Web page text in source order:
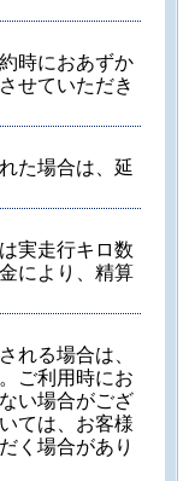
時におあずか
せていただき
た場合は、延
実走行キロ数
により、精算
れる場合は、
ご利用時にお
い場合がござ
ては、お客様
く場合があり